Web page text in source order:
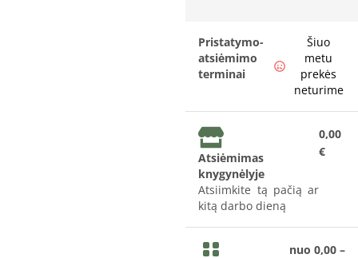
Pristatymo-
atsiėmimo
terminai
Šiuo
metu
prekės
neturime
Atsiėmimas
knygynėlyje
Atsiimkite tą pačią ar
kitą darbo dieną
0,00
€
nuo 0,00 –